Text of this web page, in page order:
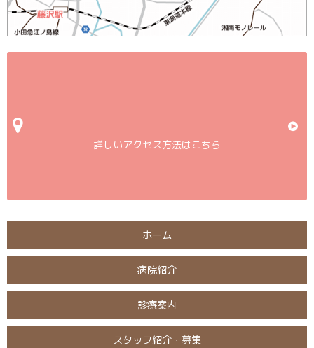
詳しいアクセス方法はこちら
ホーム
病院紹介
診療案内
スタッフ紹介・募集